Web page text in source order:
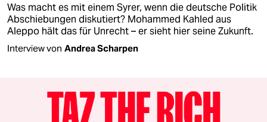
Was macht es mit einem Syrer, wenn die deutsche Politik
Abschiebungen diskutiert? Mohammed Kahled aus
Aleppo hält das für Unrecht – er sieht hier seine Zukunft.
Interview von Andrea Scharpen